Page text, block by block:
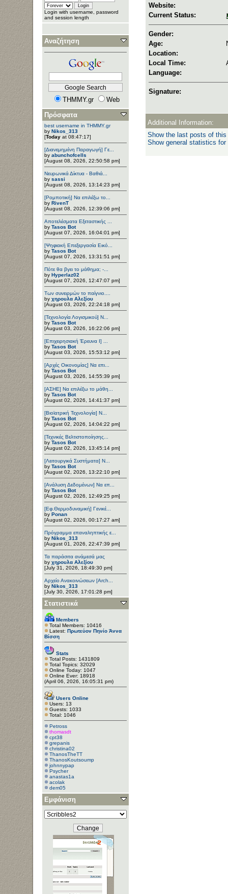
Login with username, password
and session length
Αναζήτηση
THMMY.gr
Web
Πρόσφατα
best username in THMMY.gr
by Nikos_313
[Today at 08:47:17]
[Διανεμημένη Παραγωγή] Γε...
by abunchofcells
[August 08, 2026, 22:50:58 pm]
Νευρωνικά Δίκτυα - Βαθιά...
by sassi
[August 08, 2026, 13:14:23 pm]
[Ρομποτική] Να επιλέξω το...
by RivenT
[August 08, 2026, 12:39:06 pm]
Αποτελέσματα Εξεταστικής ...
by Tasos Bot
[August 07, 2026, 16:04:01 pm]
[Ψηφιακή Επεξεργασία Εικό...
by Tasos Bot
[August 07, 2026, 13:31:51 pm]
Πότε θα βγει το μάθημα; -...
by Hyperlaz02
[August 07, 2026, 12:47:07 pm]
Των συνειρμών το παίγνιο....
by χηρουλα Αλεξίου
[August 03, 2026, 22:24:18 pm]
[Τεχνολογία Λογισμικού] Ν...
by Tasos Bot
[August 03, 2026, 16:22:06 pm]
[Επιχειρησιακή Έρευνα Ι] ...
by Tasos Bot
[August 03, 2026, 15:53:12 pm]
[Αρχές Οικονομίας] Να επι...
by Tasos Bot
[August 03, 2026, 14:55:39 pm]
[ΑΣΗΕ] Να επιλέξω το μάθη...
by Tasos Bot
[August 02, 2026, 14:41:37 pm]
[Βιοϊατρική Τεχνολογία] Ν...
by Tasos Bot
[August 02, 2026, 14:04:22 pm]
[Τεχνικές Βελτιστοποίησης...
by Tasos Bot
[August 02, 2026, 13:45:14 pm]
[Λειτουργικά Συστήματα] Ν...
by Tasos Bot
[August 02, 2026, 13:22:10 pm]
[Ανάλυση Δεδομένων] Να επ...
by Tasos Bot
[August 02, 2026, 12:49:25 pm]
[Εφ.Θερμοδυναμική] Γενικέ...
by Ponan
[August 02, 2026, 00:17:27 am]
Πρόγραμμα επαναληπτικής ε...
by Nikos_313
[August 01, 2026, 22:47:39 pm]
Τα παράσιτα ανάμεσά μας
by χηρουλα Αλεξίου
[July 31, 2026, 18:49:30 pm]
Αρχείο Ανακοινώσεων [Arch...
by Nikos_313
[July 30, 2026, 17:01:28 pm]
Στατιστικά
Members
Total Members: 10416
Latest: Πρωτεύον Πηνίο Άννα
Βίσση
Stats
Total Posts: 1431809
Total Topics: 32029
Online Today: 1047
Online Ever: 18918
(April 06, 2026, 16:05:31 pm)
Users Online
Users: 13
Guests: 1033
Total: 1046
Petross
thomasdt
cpt38
grepanis
christina02
ThanosTheTT
ThanosKoutsoump
johnnypap
Psycher
anastas1a
acolak
dem05
Εμφάνιση
Website:
Current Status:
Gender:
Age:
Location:
Local Time:
Language:
Signature:
Additional Information:
Show the last posts of this
Show general statistics for